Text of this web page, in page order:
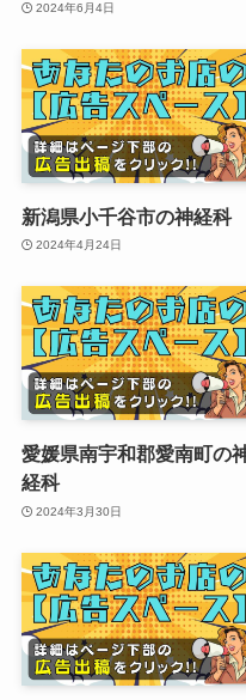
2024年6月4日
新潟県小千谷市の神経科
2024年4月24日
愛媛県南宇和郡愛南町の
経科
2024年3月30日